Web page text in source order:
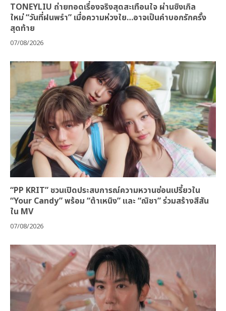
TONEYLIU ถ่ายทอดเรื่องจริงสุดสะเทือนใจ ผ่านซิงเกิล
ใหม่ “วันที่ฝนพรำ” เมื่อความห่วงใย…อาจเป็นคำบอกรักครั้ง
สุดท้าย
07/08/2026
“PP KRIT” ชวนเปิดประสบการณ์ความหวานซ่อนเปรี้ยวใน
“Your Candy” พร้อม “ต้าเหนิง” และ “ณิชา” ร่วมสร้างสีสัน
ใน MV
07/08/2026